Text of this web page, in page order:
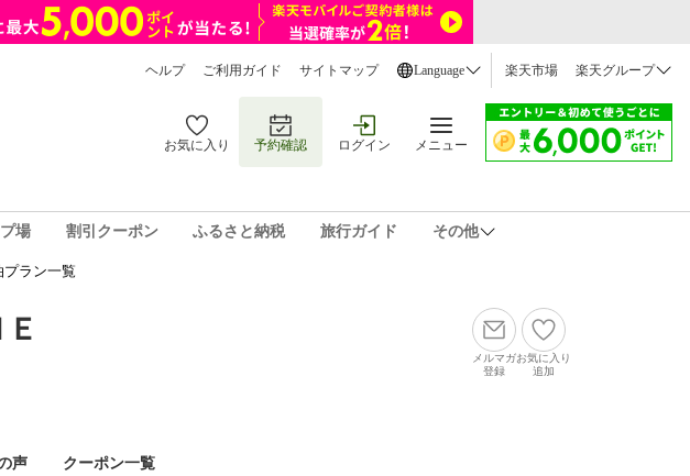
ヘルプ ご利用ガイド サイトマップ Language 楽天市場 楽天グループ
お気に入り 予約確認 ログイン メニュー
場 割引クーポン ふるさと納税 旅行ガイド その他
ラン一覧
メルマガ
登録
お気に入り
追加
声 クーポン一覧